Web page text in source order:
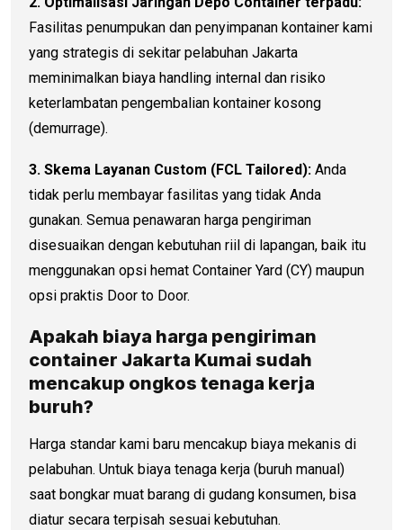
Fasilitas penumpukan dan penyimpanan kontainer kami
yang strategis di sekitar pelabuhan Jakarta
meminimalkan biaya handling internal dan risiko
keterlambatan pengembalian kontainer kosong
(demurrage).
3. Skema Layanan Custom (FCL Tailored): Anda
tidak perlu membayar fasilitas yang tidak Anda
gunakan. Semua penawaran harga pengiriman
disesuaikan dengan kebutuhan riil di lapangan, baik itu
menggunakan opsi hemat Container Yard (CY) maupun
opsi praktis Door to Door.
Apakah biaya harga pengiriman
container Jakarta Kumai sudah
mencakup ongkos tenaga kerja
buruh?
Harga standar kami baru mencakup biaya mekanis di
pelabuhan. Untuk biaya tenaga kerja (buruh manual)
saat bongkar muat barang di gudang konsumen, bisa
diatur secara terpisah sesuai kebutuhan.